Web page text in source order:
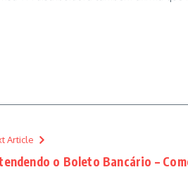
Article
o Boleto Bancário –